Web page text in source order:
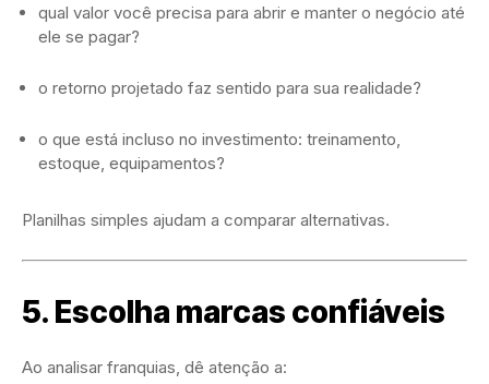
qual valor você precisa para abrir e manter o negócio até
ele se pagar?
o retorno projetado faz sentido para sua realidade?
o que está incluso no investimento: treinamento,
estoque, equipamentos?
Planilhas simples ajudam a comparar alternativas.
5. Escolha marcas confiáveis
Ao analisar franquias, dê atenção a: